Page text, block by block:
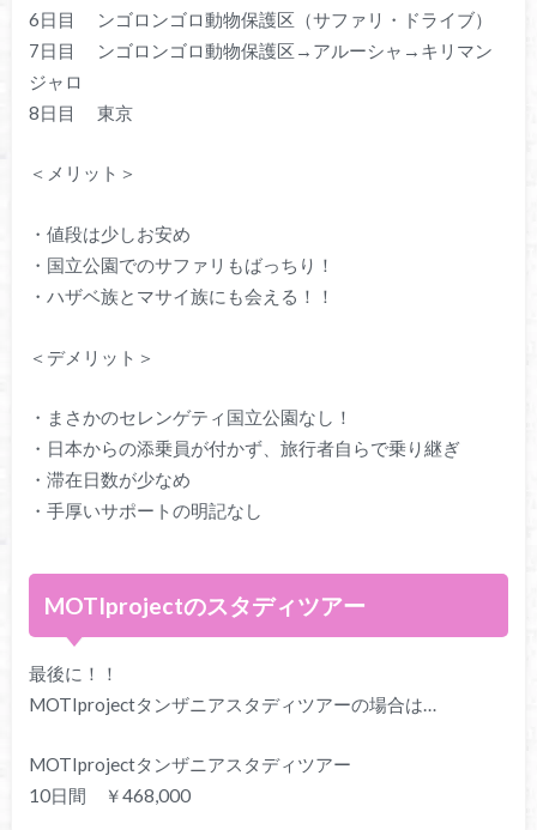
6日目 ンゴロンゴロ動物保護区（サファリ・ドライブ）
7日目 ンゴロンゴロ動物保護区→アルーシャ→キリマン
ジャロ
8日目 東京
＜メリット＞
・値段は少しお安め
・国立公園でのサファリもばっちり！
・ハザベ族とマサイ族にも会える！！
＜デメリット＞
・まさかのセレンゲティ国立公園なし！
・日本からの添乗員が付かず、旅行者自らで乗り継ぎ
・滞在日数が少なめ
・手厚いサポートの明記なし
MOTIprojectのスタディツアー
最後に！！
MOTIprojectタンザニアスタディツアーの場合は…
MOTIprojectタンザニアスタディツアー
10日間 ￥468,000